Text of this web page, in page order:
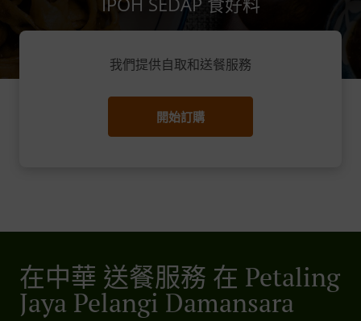
我們提供自取和送餐服務
開始訂購
在中華 送餐服務 在 Petaling
Jaya Pelangi Damansara